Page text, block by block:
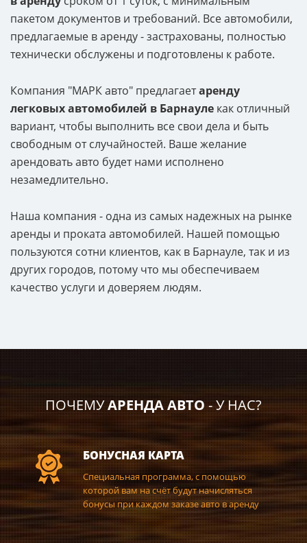
пакетом документов и требований. Все автомобили,
предлагаемые в аренду - застрахованы, полностью
технически обслужены и подготовлены к работе.
Компания "МАРК авто" предлагаетаренду
легковых автомобилей в Барнауле как отличный
вариант, чтобы выполнить все свои дела и быть
свободным от случайностей. Ваше желание
арендовать авто будет нами исполнено
незамедлительно.
Наша компания - одна из самых надежных на рынке
аренды и проката автомобилей. Нашей помощью
пользуются сотни клиентов, как в Барнауле, так и из
других городов, потому что мы обеспечиваем
качество услуги и доверяем людям.
ПОЧЕМУАРЕНДА АВТО- У НАС?
БОНУСНАЯ КАРТА
Специальная программа, с помощью
которой вам на счёт будут начисляться
бонусы при каждом заказе авто в аренду